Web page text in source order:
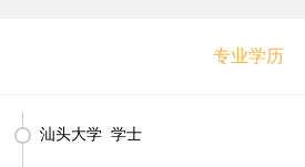
专业学历
汕头大学 学士